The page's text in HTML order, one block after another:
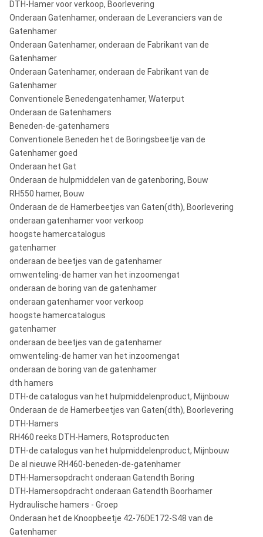
DTH-Hamer voor verkoop, Boorlevering
Onderaan Gatenhamer, onderaan de Leveranciers van de
Gatenhamer
Onderaan Gatenhamer, onderaan de Fabrikant van de
Gatenhamer
Onderaan Gatenhamer, onderaan de Fabrikant van de
Gatenhamer
Conventionele Benedengatenhamer, Waterput
Onderaan de Gatenhamers
Beneden-de-gatenhamers
Conventionele Beneden het de Boringsbeetje van de
Gatenhamer goed
Onderaan het Gat
Onderaan de hulpmiddelen van de gatenboring, Bouw
RH550 hamer, Bouw
Onderaan de de Hamerbeetjes van Gaten(dth), Boorlevering
onderaan gatenhamer voor verkoop
hoogste hamercatalogus
gatenhamer
onderaan de beetjes van de gatenhamer
omwenteling-de hamer van het inzoomengat
onderaan de boring van de gatenhamer
onderaan gatenhamer voor verkoop
hoogste hamercatalogus
gatenhamer
onderaan de beetjes van de gatenhamer
omwenteling-de hamer van het inzoomengat
onderaan de boring van de gatenhamer
dth hamers
DTH-de catalogus van het hulpmiddelenproduct, Mijnbouw
Onderaan de de Hamerbeetjes van Gaten(dth), Boorlevering
DTH-Hamers
RH460 reeks DTH-Hamers, Rotsproducten
DTH-de catalogus van het hulpmiddelenproduct, Mijnbouw
De al nieuwe RH460-beneden-de-gatenhamer
DTH-Hamersopdracht onderaan Gatendth Boring
DTH-Hamersopdracht onderaan Gatendth Boorhamer
Hydraulische hamers - Groep
Onderaan het de Knoopbeetje 42-76DE172-S48 van de
Gatenhamer